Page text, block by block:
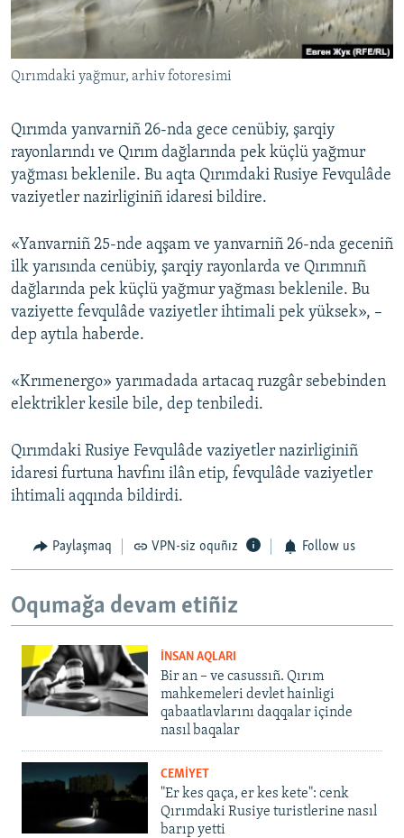
Русский
Українською
RFE/RS bütün saytları
Qırımdaki yağmur, arhiv fotoresimi
Qırımda yanvarniñ 26-nda gece cenübiy, şarqiy
rayonlarındı ve Qırım dağlarında pek küçlü yağmur
yağması beklenile. Bu aqta Qırımdaki Rusiye Fevqulâde
vaziyetler nazirliginiñ idaresi bildire.
«Yanvarniñ 25-nde aqşam ve yanvarniñ 26-nda geceniñ
ilk yarısında cenübiy, şarqiy rayonlarda ve Qırımnıñ
dağlarında pek küçlü yağmur yağması beklenile. Bu
vaziyette fevqulâde vaziyetler ihtimali pek yüksek», –
dep aytıla haberde.
«Krımenergo» yarımadada artacaq ruzgâr sebebinden
elektrikler kesile bile, dep tenbiledi.
Qırımdaki Rusiye Fevqulâde vaziyetler nazirliginiñ
idaresi furtuna havfını ilân etip, fevqulâde vaziyetler
ihtimali aqqında bildirdi.
Paylaşmaq VPN-siz oquñız Follow us
Oqumağa devam etiñiz
İNSAN AQLARI
Bir an – ve casussıñ. Qırım
mahkemeleri devlet hainligi
qabaatlavlarını daqqalar içinde
nasıl baqalar
CEMİYET
"Er kes qaça, er kes kete": cenk
Qırımdaki Rusiye turistlerine nasıl
barıp yetti